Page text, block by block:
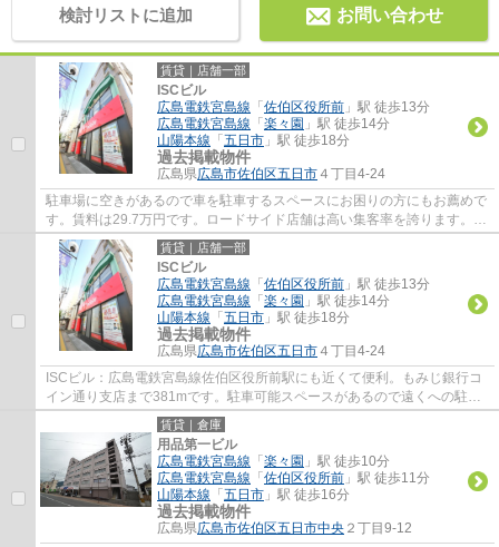
検討リストに追加 お問い合わせ
賃貸｜店舗一部
ISCビル
広島電鉄宮島線 「 佐伯区役所前 」駅 徒歩13分
広島電鉄宮島線 「 楽々園 」駅 徒歩14分
山陽本線 「 五日市 」駅 徒歩18分
過去掲載物件
広島県広島市佐伯区五日市 ４丁目4-24
駐車場に空きがあるので車を駐車するスペースにお困りの方にもお薦めで
す。賃料は29.7万円です。ロードサイド店舗は高い集客率を誇ります。物
販向けなので、お気軽にお問い合わせくだ...
賃貸｜店舗一部
ISCビル
広島電鉄宮島線 「 佐伯区役所前 」駅 徒歩13分
広島電鉄宮島線 「 楽々園 」駅 徒歩14分
山陽本線 「 五日市 」駅 徒歩18分
過去掲載物件
広島県広島市佐伯区五日市 ４丁目4-24
ISCビル：広島電鉄宮島線佐伯区役所前駅にも近くて便利。もみじ銀行コ
イン通り支店まで381mです。駐車可能スペースがあるので遠くへの駐車
が不要です。パーキングエリア1台空所有です...
賃貸｜倉庫
用品第一ビル
広島電鉄宮島線 「 楽々園 」駅 徒歩10分
広島電鉄宮島線 「 佐伯区役所前 」駅 徒歩11分
山陽本線 「 五日市 」駅 徒歩16分
過去掲載物件
広島県広島市佐伯区五日市中央 ２丁目9-12